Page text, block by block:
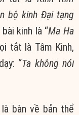
bộ kinh Đại tạng
kinh là “Ma Ha
tắt là Tâm Kinh,
“Ta không nói
bàn về bản thể